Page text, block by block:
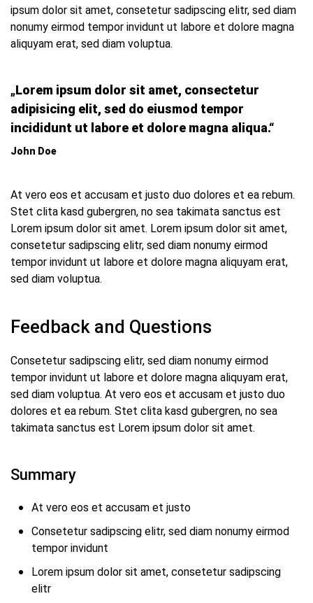
ipsum dolor sit amet, consetetur sadipscing elitr, sed diam
nonumy eirmod tempor invidunt ut labore et dolore magna
aliquyam erat, sed diam voluptua.
„Lorem ipsum dolor sit amet, consectetur
adipisicing elit, sed do eiusmod tempor
incididunt ut labore et dolore magna aliqua.“
John Doe
At vero eos et accusam et justo duo dolores et ea rebum.
Stet clita kasd gubergren, no sea takimata sanctus est
Lorem ipsum dolor sit amet. Lorem ipsum dolor sit amet,
consetetur sadipscing elitr, sed diam nonumy eirmod
tempor invidunt ut labore et dolore magna aliquyam erat,
sed diam voluptua.
Feedback and Questions
Consetetur sadipscing elitr, sed diam nonumy eirmod
tempor invidunt ut labore et dolore magna aliquyam erat,
sed diam voluptua. At vero eos et accusam et justo duo
dolores et ea rebum. Stet clita kasd gubergren, no sea
takimata sanctus est Lorem ipsum dolor sit amet.
Summary
At vero eos et accusam et justo
Consetetur sadipscing elitr, sed diam nonumy eirmod
tempor invidunt
Lorem ipsum dolor sit amet, consetetur sadipscing
elitr